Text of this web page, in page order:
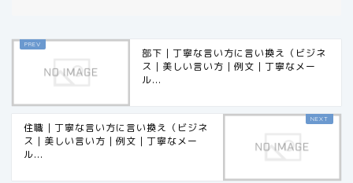
部下｜丁寧な言い方に言い換え（ビジネ
ス｜美しい言い方｜例文｜丁寧なメー
ル...
住職｜丁寧な言い方に言い換え（ビジネ
ス｜美しい言い方｜例文｜丁寧なメー
ル...